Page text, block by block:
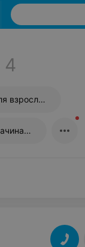
4
Курсы английского для взрослых
Курсы английского для начинающих